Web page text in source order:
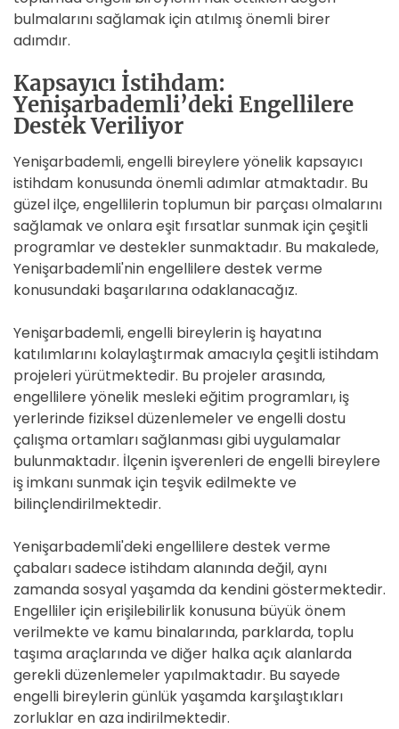
bulmalarını sağlamak için atılmış önemli birer
adımdır.
Kapsayıcı İstihdam:
Yenişarbademli’deki Engellilere
Destek Veriliyor
Yenişarbademli, engelli bireylere yönelik kapsayıcı
istihdam konusunda önemli adımlar atmaktadır. Bu
güzel ilçe, engellilerin toplumun bir parçası olmalarını
sağlamak ve onlara eşit fırsatlar sunmak için çeşitli
programlar ve destekler sunmaktadır. Bu makalede,
Yenişarbademli'nin engellilere destek verme
konusundaki başarılarına odaklanacağız.
Yenişarbademli, engelli bireylerin iş hayatına
katılımlarını kolaylaştırmak amacıyla çeşitli istihdam
projeleri yürütmektedir. Bu projeler arasında,
engellilere yönelik mesleki eğitim programları, iş
yerlerinde fiziksel düzenlemeler ve engelli dostu
çalışma ortamları sağlanması gibi uygulamalar
bulunmaktadır. İlçenin işverenleri de engelli bireylere
iş imkanı sunmak için teşvik edilmekte ve
bilinçlendirilmektedir.
Yenişarbademli'deki engellilere destek verme
çabaları sadece istihdam alanında değil, aynı
zamanda sosyal yaşamda da kendini göstermektedir.
Engelliler için erişilebilirlik konusuna büyük önem
verilmekte ve kamu binalarında, parklarda, toplu
taşıma araçlarında ve diğer halka açık alanlarda
gerekli düzenlemeler yapılmaktadır. Bu sayede
engelli bireylerin günlük yaşamda karşılaştıkları
zorluklar en aza indirilmektedir.